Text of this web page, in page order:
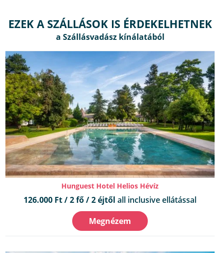
EZEK A SZÁLLÁSOK IS ÉRDEKELHETNEK
Hunguest Hotel Helios Hévíz
126.000 Ft / 2 fő / 2 éjtől all inclusive ellátással
Megnézem